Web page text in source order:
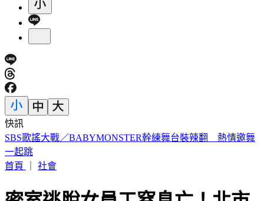
快訊
19歲女大生「父親節提嬰屍報案」 涉殺人罪遭聲押
首頁｜
密室逃脫女員工窒息亡！北市